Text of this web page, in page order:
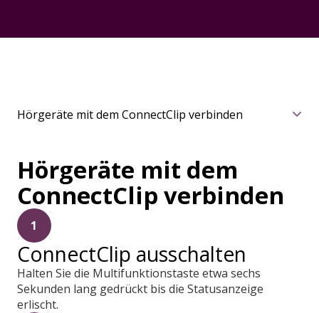
Hörgeräte mit dem
ConnectClip verbinden
1
ConnectClip ausschalten
Halten Sie die Multifunktionstaste etwa sechs
Sekunden lang gedrückt bis die Statusanzeige
erlischt.
Hörgeräte mit dem ConnectClip verbinden